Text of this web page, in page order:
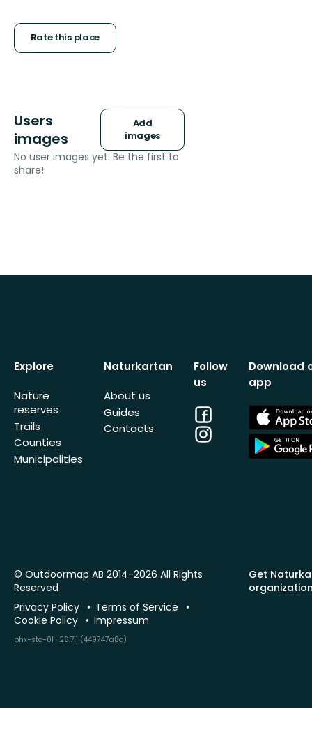
stars
Rate this place
Users
images
Add
images
No user images yet. Be the first to
share!
Explore
Nature
reserves
Trails
Counties
Municipalities
Naturkartan
About us
Guides
Contacts
Follow
us
Facebook
Instagram
Download
app
App
Store
App
Store
Get
© Outdoormap AB 2014-2026 All Rights
Reserved
Privacy Policy
Terms of Service
Cookie Policy
Impressum
phx-sto-01 · 26.7.1 (449747a8c)